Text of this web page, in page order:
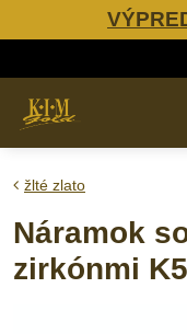
žlté zlato
Náramok
zirkónmi